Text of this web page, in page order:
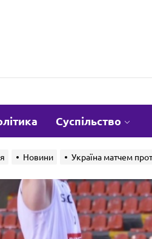
Суспільство
Новини Україна матчем